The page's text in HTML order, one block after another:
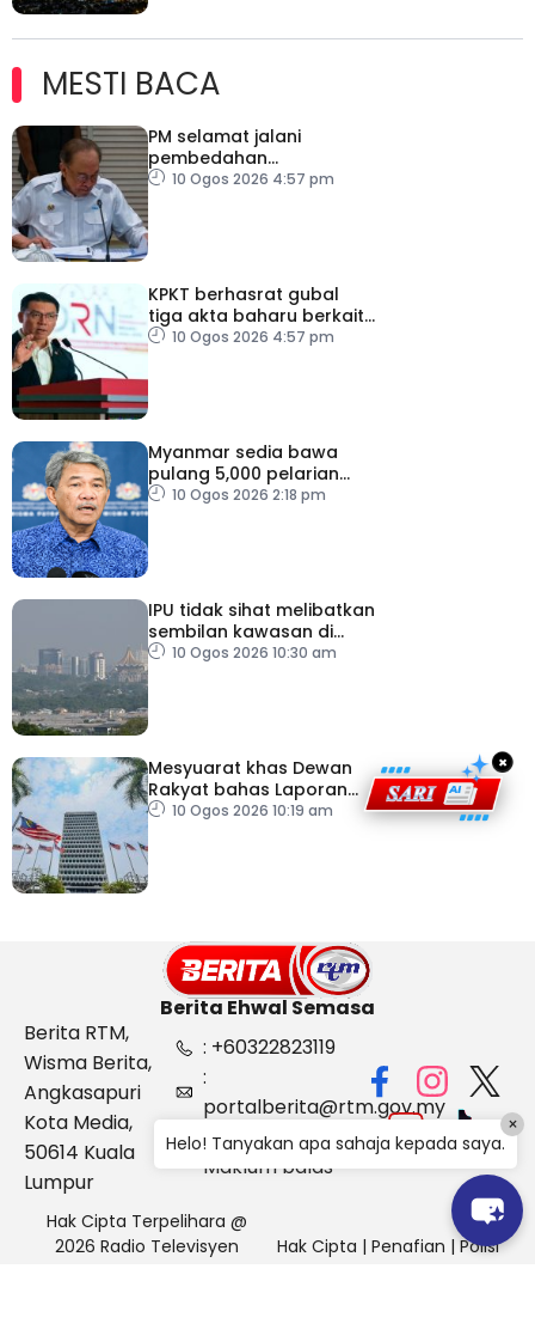
MESTI BACA
PM selamat jalani
pembedahan
laparoskopi rawat hernia
10 Ogos 2026 4:57 pm
KPKT berhasrat gubal
tiga akta baharu berkait
perumahan
10 Ogos 2026 4:57 pm
Myanmar sedia bawa
pulang 5,000 pelarian
guna kapal
10 Ogos 2026 2:18 pm
IPU tidak sihat melibatkan
sembilan kawasan di
Sarawak
10 Ogos 2026 10:30 am
Mesyuarat khas Dewan
Rakyat bahas Laporan
RCI Tabung Haji, esok
10 Ogos 2026 10:19 am
×
Berita Ehwal Semasa
Berita RTM,
Wisma Berita,
Angkasapuri
Kota Media,
50614 Kuala
Lumpur
: +60322823119
:
portalberita@rtm.gov.my
: Aduan &
Maklum balas
Hak Cipta Terpelihara @
2026 Radio Televisyen
Hak Cipta | Penafian | Polisi
Helo! Tanyakan apa sahaja kepada saya.
×